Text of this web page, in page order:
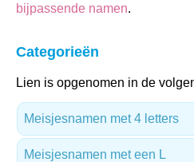
bijpassende namen.
Categorieën
Lien is opgenomen in de
Meisjesnamen met 4 letters
Meisjesnamen met een L